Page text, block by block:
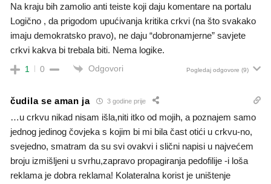
Na kraju bih zamolio anti teiste koji daju komentare na portalu
Logično , da prigodom upućivanja kritika crkvi (na što svakako
imaju demokratsko pravo), ne daju “dobronamjerne” savjete
crkvi kakva bi trebala biti. Nema logike.
1 0 Odgovori Pogledaj odgovore (9)
čudila se aman ja 3 godine prije
…u crkvu nikad nisam išla,niti itko od mojih, a poznajem samo
jednog jedinog čovjeka s kojim bi mi bila čast otići u crkvu-no,
svejedno, smatram da su svi ovakvi i slični napisi u najvećem
broju izmišljeni u svrhu,zapravo propagiranja pedofilije -i loša
reklama je dobra reklama! Kolateralna korist je uništenje